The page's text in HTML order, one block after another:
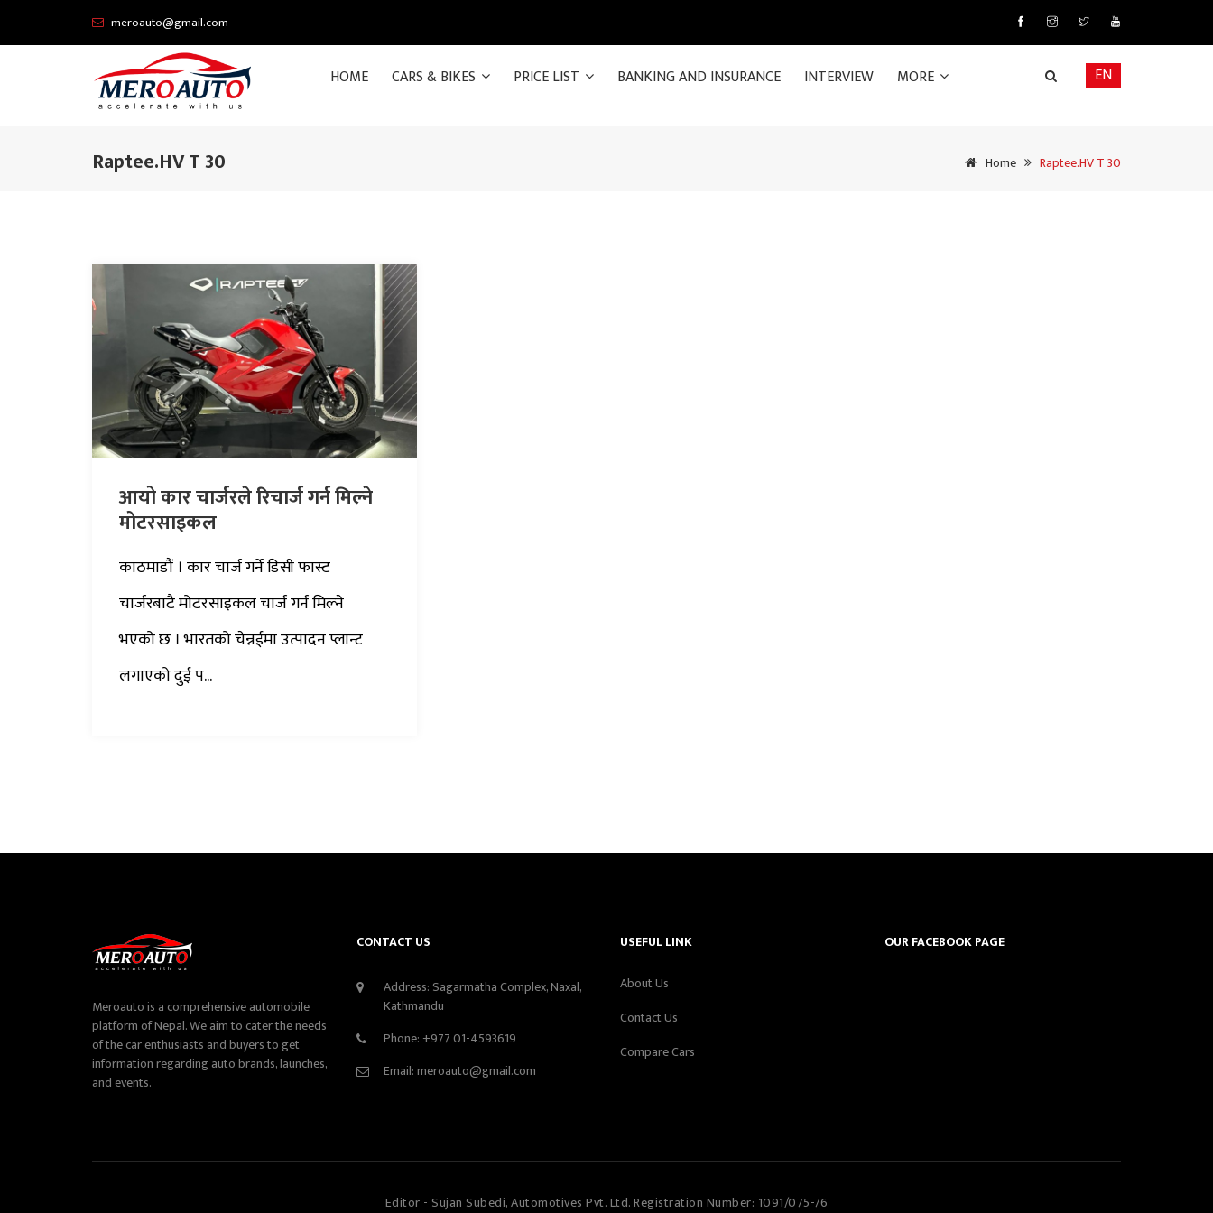
meroauto@gmail.com
HOME CARS & BIKES PRICE LIST BANKING AND INSURANCE INTERVIEW MORE EN
Raptee.HV T 30 Home Raptee.HV T 30
आयो कार चार्जरले रिचार्ज गर्न मिल्ने
मोटरसाइकल
काठमाडौं । कार चार्ज गर्ने डिसी फास्ट
चार्जरबाटै मोटरसाइकल चार्ज गर्न मिल्ने
भएको छ । भारतको चेन्नईमा उत्पादन प्लान्ट
लगाएको दुई प...
Meroauto is a comprehensive automobile
platform of Nepal. We aim to cater the needs
of the car enthusiasts and buyers to get
information regarding auto brands, launches,
and events.
CONTACT US
Address: Sagarmatha Complex, Naxal,
Kathmandu
Phone: +977 01-4593619
Email:meroauto@gmail.com
USEFUL LINK
About Us
Contact Us
Compare Cars
OUR FACEBOOK PAGE
Editor - Sujan Subedi, Automotives Pvt. Ltd. Registration Number: 1091/075-76